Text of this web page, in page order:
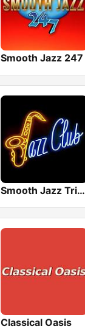
Smooth Jazz 247
Smooth Jazz Tri-Cities WA
Classical Oasis